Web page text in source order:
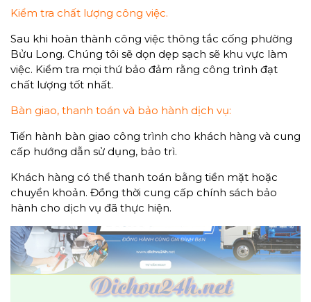
Kiểm tra chất lượng công việc.
Sau khi hoàn thành công việc thông tắc cống phường
Bửu Long. Chúng tôi sẽ dọn dẹp sạch sẽ khu vực làm
việc. Kiểm tra mọi thứ bảo đảm rằng công trình đạt
chất lượng tốt nhất.
Bàn giao, thanh toán và bảo hành dịch vụ:
Tiến hành bàn giao công trình cho khách hàng và cung
cấp hướng dẫn sử dụng, bảo trì.
Khách hàng có thể thanh toán bằng tiền mặt hoặc
chuyển khoản. Đồng thời cung cấp chính sách bảo
hành cho dịch vụ đã thực hiện.